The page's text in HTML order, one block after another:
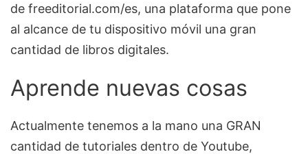
de freeditorial.com/es, una plataforma que pone
al alcance de tu dispositivo móvil una gran
cantidad de libros digitales.
Aprende nuevas cosas
Actualmente tenemos a la mano una GRAN
cantidad de tutoriales dentro de Youtube,